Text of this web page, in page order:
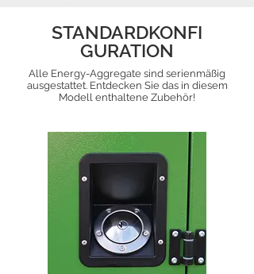
STANDARDKONFI
GURATION
Alle Energy-Aggregate sind serienmäßig
ausgestattet. Entdecken Sie das in diesem
Modell enthaltene Zubehör!